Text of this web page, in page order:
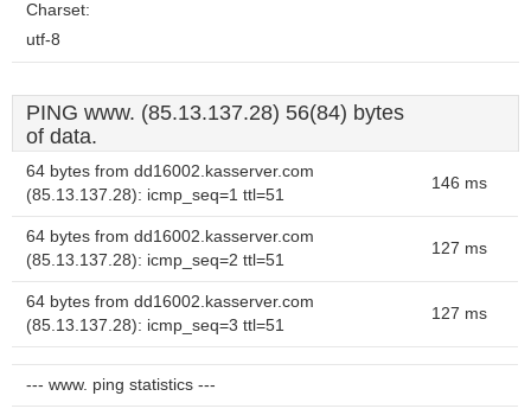
Charset:
utf-8
PING www. (85.13.137.28) 56(84) bytes
of data.
64 bytes from dd16002.kasserver.com
(85.13.137.28): icmp_seq=1 ttl=51
146 ms
64 bytes from dd16002.kasserver.com
(85.13.137.28): icmp_seq=2 ttl=51
127 ms
64 bytes from dd16002.kasserver.com
(85.13.137.28): icmp_seq=3 ttl=51
127 ms
--- www. ping statistics ---